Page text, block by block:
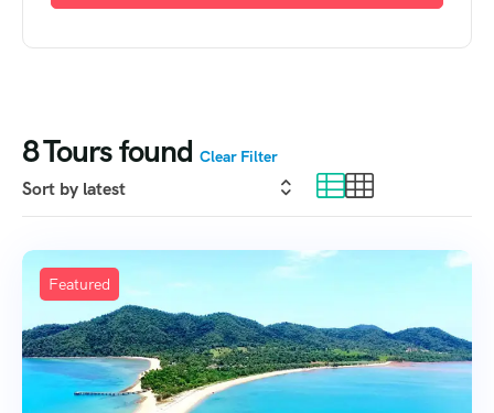
8Tours found Clear Filter
Featured